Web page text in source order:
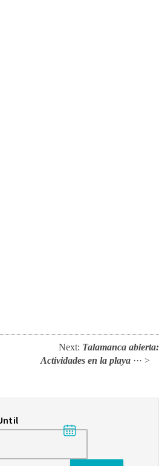
Next: Talamanca abierta:
Actividades en la playa ··· >